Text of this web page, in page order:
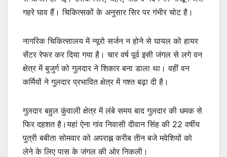
गहरे घाव हैं। चिकित्सकों के अनुसार सिर पर गंभीर चोट है।
नागरिक चिकित्सालय में न्यूरो सर्जन न होने से घायल को हायर
सेंटर रेफर कर दिया गया है। चार वर्ष पूर्व इसी जंगल से लगे वन
क्षेत्र में बुजुर्ग को गुलदार ने शिकार बना डाला था। वहीं वन
कर्मियों ने गुलदार प्रभावित क्षेत्र में गश्त बढ़ा दी है।
गुलदार बहुल कुंवाली क्षेत्र में लंबे समय बाद गुलदार की धमक से
फिर दहशत है।यहां ऐना गांव निवासी दीवान सिंह की 22 वर्षीय
पुत्री बबीता सोमवार को अपराह्न करीब तीन बजे मवेशियों को
लेने के लिए पास के जंगल की ओर निकली।